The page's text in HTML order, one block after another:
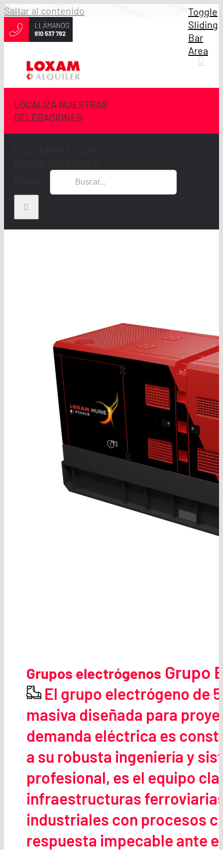
Saltar al contenido
LOCALIZA NUESTRAS
DELEGACIONES
Grupos electrógenos Grupo
El grupo electrógeno de
masiva diseñada para
demanda eléctrica es
a su robusta ingeniería y
profesional, es el equipo
infraestructuras
industriales con procesos
respuesta impecable ante
Toggle
Sliding
Bar
Area